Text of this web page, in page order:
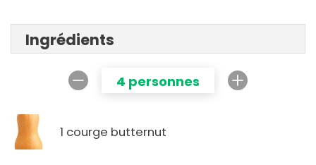
Ingrédients
4 personnes
1 courge butternut